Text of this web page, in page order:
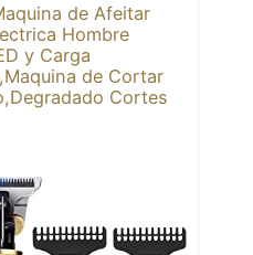
de Afeitar
Hombre
y Carga
de Cortar
Cortes